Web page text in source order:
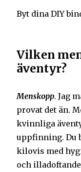
Byt dina DIY
Vilken
äventyr?
Menskopp. Jag
provat det än.
kvinnliga
uppfinning. Du
kilovis med
och